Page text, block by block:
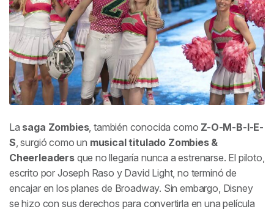
La saga Zombies, también conocida como Z-O-M-B-I-E-
S, surgió como un musical titulado Zombies &
Cheerleadersque no llegaría nunca a estrenarse. El piloto,
escrito por Joseph Raso y David Light, no terminó de
encajar en los planes de Broadway. Sin embargo, Disney
se hizo con sus derechos para convertirla en una película